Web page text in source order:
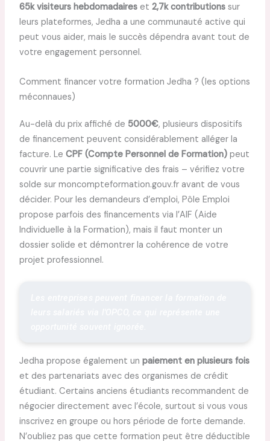
65k visiteurs hebdomadaireset 2,7k contributionssur
leurs plateformes, Jedha a une communauté active qui
peut vous aider, mais le succès dépendra avant tout de
votre engagement personnel.
Comment financer votre formation Jedha ? (les options
méconnaues)
Au-delà du prix affiché de 5000€, plusieurs dispositifs
de financement peuvent considérablement alléger la
facture. Le CPF (Compte Personnel de Formation)peut
couvrir une partie significative des frais – vérifiez votre
solde sur moncompteformation.gouv.fr avant de vous
décider. Pour les demandeurs d’emploi, Pôle Emploi
propose parfois des financements via l’AIF (Aide
Individuelle à la Formation), mais il faut monter un
dossier solide et démontrer la cohérence de votre
projet professionnel.
Jedha propose également un paiement en plusieurs fois
et des partenariats avec des organismes de crédit
étudiant. Certains anciens étudiants recommandent de
négocier directement avec l’école, surtout si vous vous
inscrivez en groupe ou hors période de forte demande.
N’oubliez pas que cette formation peut être déductible